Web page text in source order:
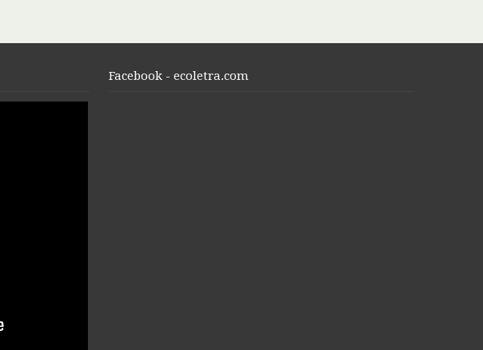
Facebook - ecoletra.com